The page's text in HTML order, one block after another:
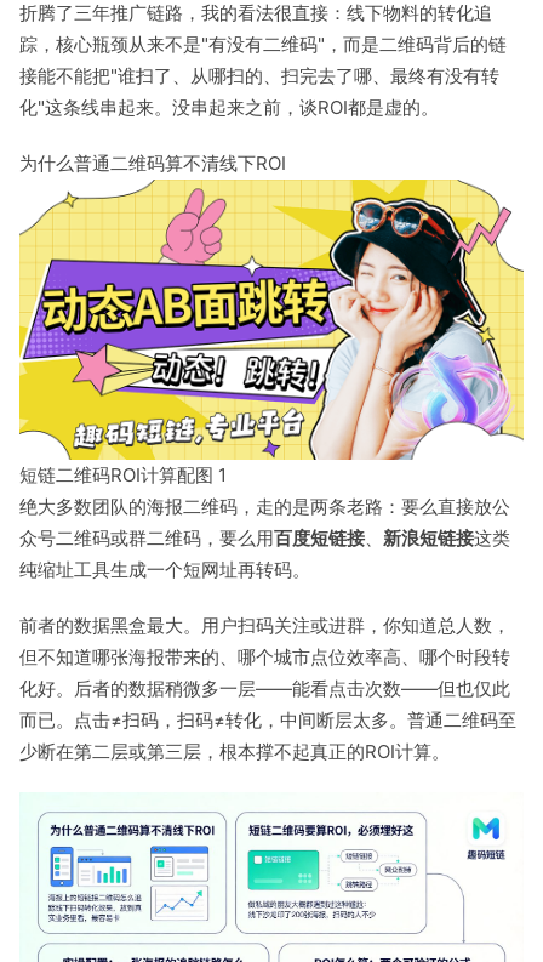
折腾了三年推广链路，我的看法很直接：线下物料的转化追
踪，核心瓶颈从来不是"有没有二维码"，而是二维码背后的链
接能不能把"谁扫了、从哪扫的、扫完去了哪、最终有没有转
化"这条线串起来。没串起来之前，谈ROI都是虚的。
为什么普通二维码算不清线下ROI
短链二维码ROI计算配图 1
绝大多数团队的海报二维码，走的是两条老路：要么直接放公
众号二维码或群二维码，要么用百度短链接、 新浪短链接这类
纯缩址工具生成一个短网址再转码。
前者的数据黑盒最大。用户扫码关注或进群，你知道总人数，
但不知道哪张海报带来的、哪个城市点位效率高、哪个时段转
化好。后者的数据稍微多一层——能看点击次数——但也仅此
而已。点击≠扫码，扫码≠转化，中间断层太多。普通二维码至
少断在第二层或第三层，根本撑不起真正的ROI计算。